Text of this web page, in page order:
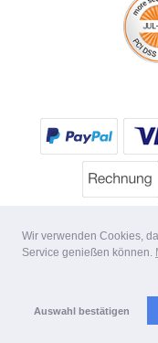
Wir verwenden Cookies,
Service genießen können.
Auswahl bestätigen
* Alle